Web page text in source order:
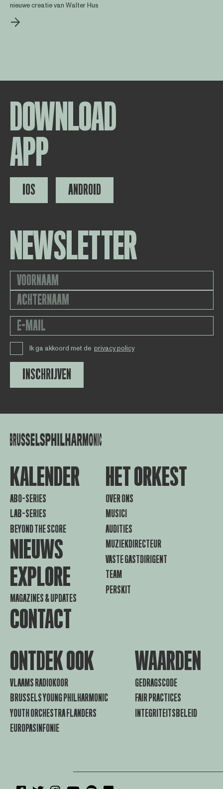
nieuwe creatie van Walter Hus
DOWNLOAD
APP
IOS ANDROID
NEWSLETTER
Ik ga akkoord met de privacy policy
INSCHRIJVEN
KALENDER
ABO-SERIES
LAB-SERIES
BEYOND THE SCORE
NIEUWS
EXPLORE
MAGAZINES & UPDATES
CONTACT
HET ORKEST
OVER ONS
MUSICI
AUDITIES
MUZIEKDIRECTEUR
VASTE GASTDIRIGENT
TEAM
PERSKIT
ONTDEK OOK
VLAAMS RADIOKOOR
BRUSSELS YOUNG PHILHARMONIC
YOUTH ORCHESTRA FLANDERS
EUROPASINFONIE
WAARDEN
GEDRAGSCODE
FAIR PRACTICES
INTEGRITEITSBELEID